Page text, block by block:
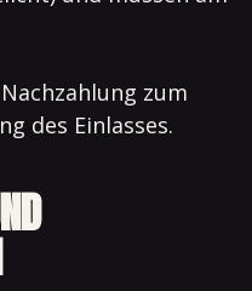
zum
des Einlasses.